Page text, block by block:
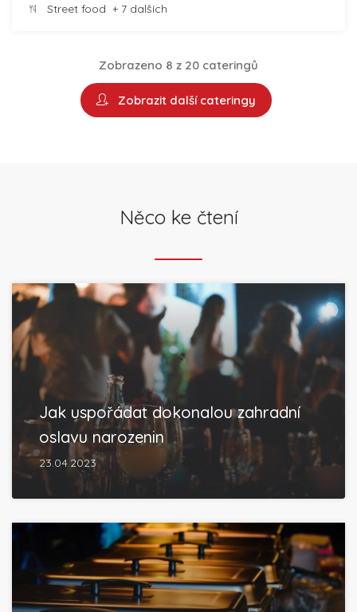
Street food + 7 dalších
Zobrazeno 8 z 20 cateringů
Zobrazit další cateringy
Něco ke čtení
Jak uspořádat dokonalou zahradní
oslavu narozenin
23.04.2023